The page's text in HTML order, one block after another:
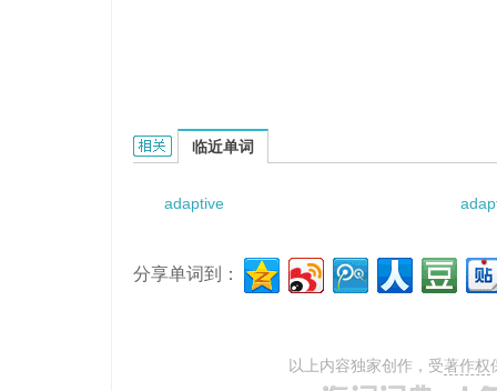
adaptive psychotherapy的相关资料：
临近单词
adaptive
分享单词到：
以上内容独家创作，受著作权